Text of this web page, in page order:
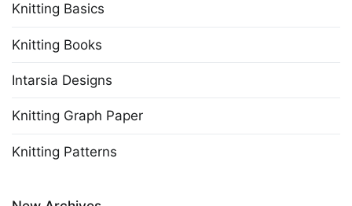
Knitting Basics
Knitting Books
Intarsia Designs
Knitting Graph Paper
Knitting Patterns